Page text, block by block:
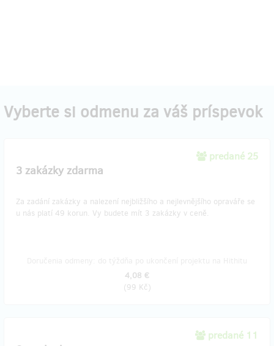
Vyberte si odmenu za váš príspevok
predané 25
3 zakázky zdarma
Za zadání zakázky a nalezení nejbližšího a nejlevnějšího opraváře se
u nás platí 49 korun. Vy budete mít 3 zakázky v ceně.
4,08 €
(99 Kč)
predané 11